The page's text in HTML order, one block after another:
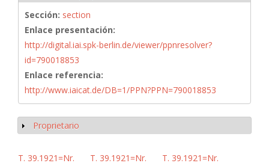
Sección: section
Enlace presentación:
http://digital.iai.spk-berlin.de/viewer/ppnresolver?
id=790018853
Enlace referencia:
http://www.iaicat.de/DB=1/PPN?PPN=790018853
Mostrar
Proprietario
T. 39.1921=Nr.
T. 39.1921=Nr.
T. 39.1921=Nr.